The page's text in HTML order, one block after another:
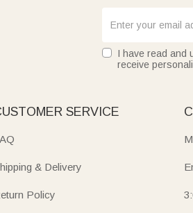
I have read and
receive
SERVICE
& Delivery
Policy